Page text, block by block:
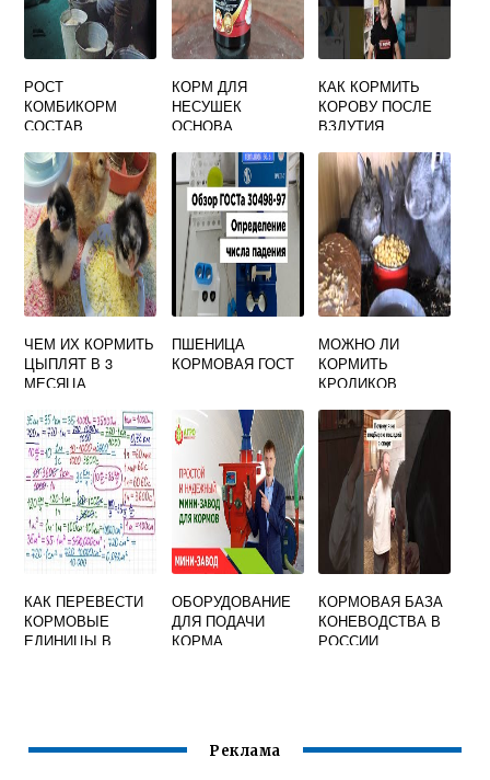
РОСТ
КОМБИКОРМ
СОСТАВ
КОРМ ДЛЯ
НЕСУШЕК
ОСНОВА
КАК КОРМИТЬ
КОРОВУ ПОСЛЕ
ВЗДУТИЯ
ЧЕМ ИХ КОРМИТЬ
ЦЫПЛЯТ В 3
МЕСЯЦА
ПШЕНИЦА
КОРМОВАЯ ГОСТ
МОЖНО ЛИ
КОРМИТЬ
КРОЛИКОВ
ЯБЛОКАМИ
КАК ПЕРЕВЕСТИ
КОРМОВЫЕ
ЕДИНИЦЫ В
ОБОРУДОВАНИЕ
ДЛЯ ПОДАЧИ
КОРМА
КОРМОВАЯ БАЗА
КОНЕВОДСТВА В
РОССИИ
Реклама